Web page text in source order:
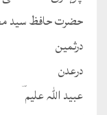
حضرت حافظ سید
درثمین
درعدن
عبید اللہ علیم ؔ